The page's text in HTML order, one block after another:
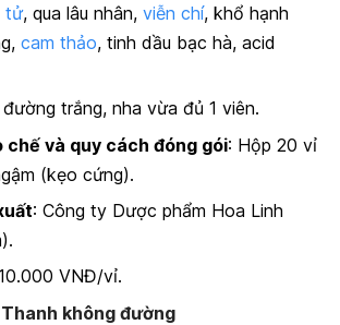
tử, qua lâu nhân, viễn chí, khổ hạnh
cam thảo, tinh dầu bạc hà, acid
đường trắng, nha vừa đủ 1 viên.
chế và quy cách đóng gói: Hộp 20 vỉ
(kẹo cứng).
: Công ty Dược phẩm Hoa Linh
VNĐ/vỉ.
không đường